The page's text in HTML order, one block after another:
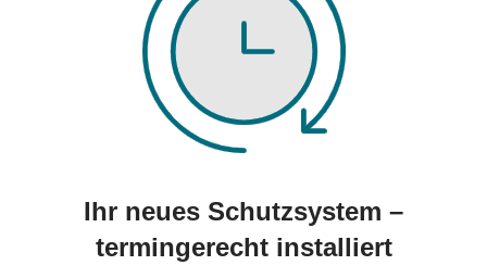
Ihr neues Schutzsystem –
termingerecht installiert